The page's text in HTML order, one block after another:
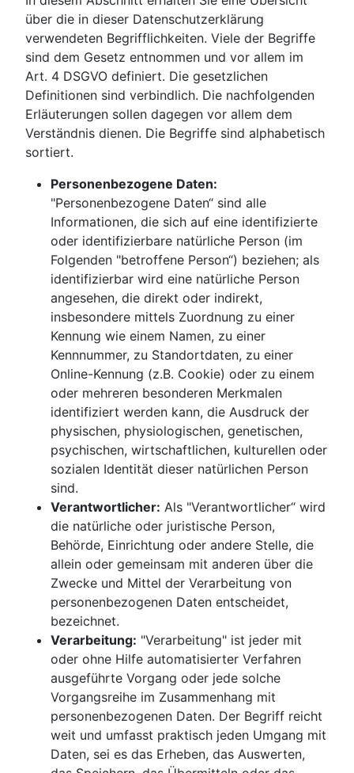
über die in dieser Datenschutzerklärung
verwendeten Begrifflichkeiten. Viele der Begriffe
sind dem Gesetz entnommen und vor allem im
Art. 4 DSGVO definiert. Die gesetzlichen
Definitionen sind verbindlich. Die nachfolgenden
Erläuterungen sollen dagegen vor allem dem
Verständnis dienen. Die Begriffe sind alphabetisch
sortiert.
Personenbezogene Daten:
"Personenbezogene Daten“ sind alle
Informationen, die sich auf eine identifizierte
oder identifizierbare natürliche Person (im
Folgenden "betroffene Person“) beziehen; als
identifizierbar wird eine natürliche Person
angesehen, die direkt oder indirekt,
insbesondere mittels Zuordnung zu einer
Kennung wie einem Namen, zu einer
Kennnummer, zu Standortdaten, zu einer
Online-Kennung (z.B. Cookie) oder zu einem
oder mehreren besonderen Merkmalen
identifiziert werden kann, die Ausdruck der
physischen, physiologischen, genetischen,
psychischen, wirtschaftlichen, kulturellen oder
sozialen Identität dieser natürlichen Person
sind.
Verantwortlicher: Als "Verantwortlicher“ wird
die natürliche oder juristische Person,
Behörde, Einrichtung oder andere Stelle, die
allein oder gemeinsam mit anderen über die
Zwecke und Mittel der Verarbeitung von
personenbezogenen Daten entscheidet,
bezeichnet.
Verarbeitung: "Verarbeitung" ist jeder mit
oder ohne Hilfe automatisierter Verfahren
ausgeführte Vorgang oder jede solche
Vorgangsreihe im Zusammenhang mit
personenbezogenen Daten. Der Begriff reicht
weit und umfasst praktisch jeden Umgang mit
Daten, sei es das Erheben, das Auswerten,